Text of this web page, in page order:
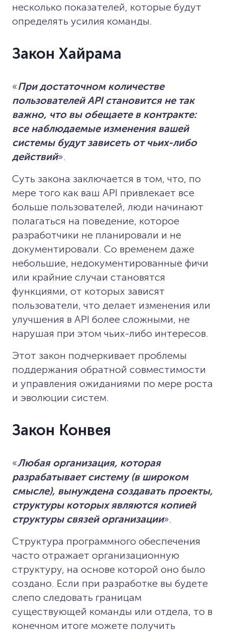
несколько показателей, которые будут
определять усилия команды.
Закон Хайрама
«При достаточном количестве
пользователей API становится не так
важно, что вы обещаете в контракте:
все наблюдаемые изменения вашей
системы будут зависеть от чьих-либо
действий».
Суть закона заключается в том, что, по
мере того как ваш API привлекает все
больше пользователей, люди начинают
полагаться на поведение, которое
разработчики не планировали и не
документировали. Со временем даже
небольшие, недокументированные фичи
или крайние случаи становятся
функциями, от которых зависят
пользователи, что делает изменения или
улучшения в API более сложными, не
нарушая при этом чьих-либо интересов.
Этот закон подчеркивает проблемы
поддержания обратной совместимости
и управления ожиданиями по мере роста
и эволюции систем.
Закон Конвея
«Любая организация, которая
разрабатывает систему (в широком
смысле), вынуждена создавать проекты,
структуры которых являются копией
структуры связей организации».
Структура программного обеспечения
часто отражает организационную
структуру, на основе которой оно было
создано. Если при разработке вы будете
слепо следовать границам
существующей команды или отдела, то в
конечном итоге можете получить